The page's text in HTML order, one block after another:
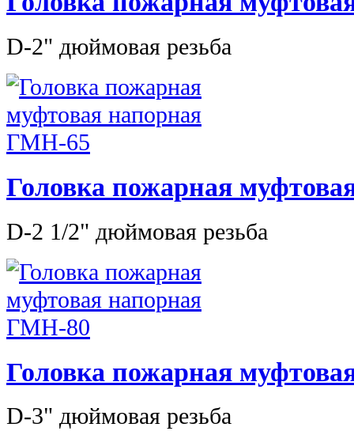
D-2" дюймовая резьба
Головка пожарная
D-2 1/2" дюймовая резьба
Головка пожарная
D-3" дюймовая резьба